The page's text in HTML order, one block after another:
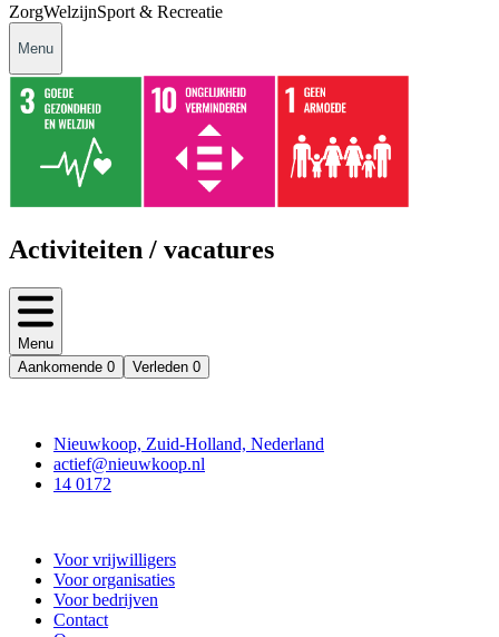
ZorgWelzijnSport & Recreatie
Menu
Activiteiten / vacatures
Menu
Aankomende 0 Verleden 0
Nieuwkoop, Zuid-Holland, Nederland
actief@nieuwkoop.nl
14 0172
Voor vrijwilligers
Voor organisaties
Voor bedrijven
Contact